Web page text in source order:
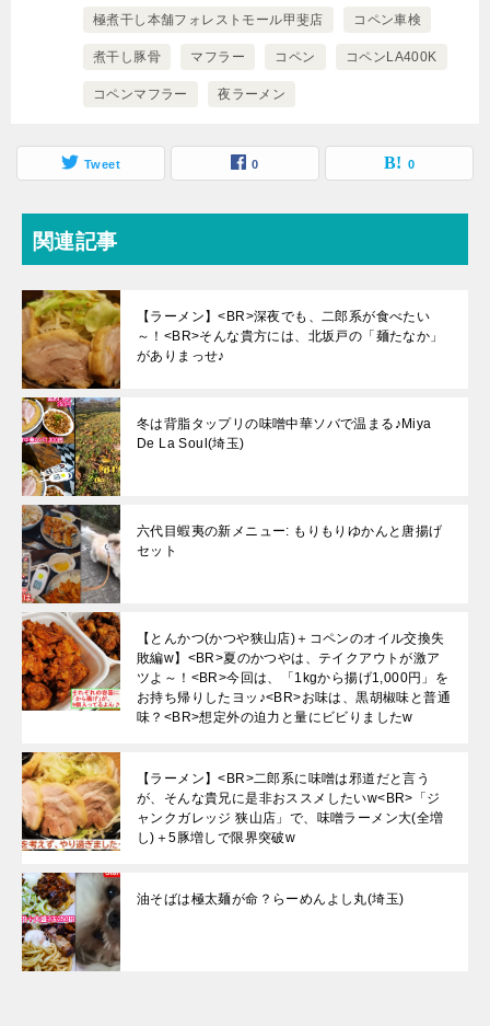
極煮干し本舗フォレストモール甲斐店 コペン車検
煮干し豚骨 マフラー コペン コペンLA400K
コペンマフラー 夜ラーメン
Tweet 0 0
関連記事
【ラーメン】<BR>深夜でも、二郎系が食べたい
～！<BR>そんな貴方には、北坂戸の「麺たなか」
がありまっせ♪
冬は背脂タップリの味噌中華ソバで温まる♪Miya
De La Soul(埼玉)
六代目蝦夷の新メニュー: もりもりゆかんと唐揚げ
セット
【とんかつ(かつや狭山店)＋コペンのオイル交換失
敗編w】<BR>夏のかつやは、テイクアウトが激ア
ツよ～！<BR>今回は、「1kgから揚げ1,000円」を
お持ち帰りしたヨッ♪<BR>お味は、黒胡椒味と普通
味？<BR>想定外の迫力と量にビビりましたw
【ラーメン】<BR>二郎系に味噌は邪道だと言う
が、そんな貴兄に是非おススメしたいw<BR>「ジ
ャンクガレッジ 狭山店」で、味噌ラーメン大(全増
し)＋5豚増しで限界突破w
油そばは極太麺が命？らーめんよし丸(埼玉)